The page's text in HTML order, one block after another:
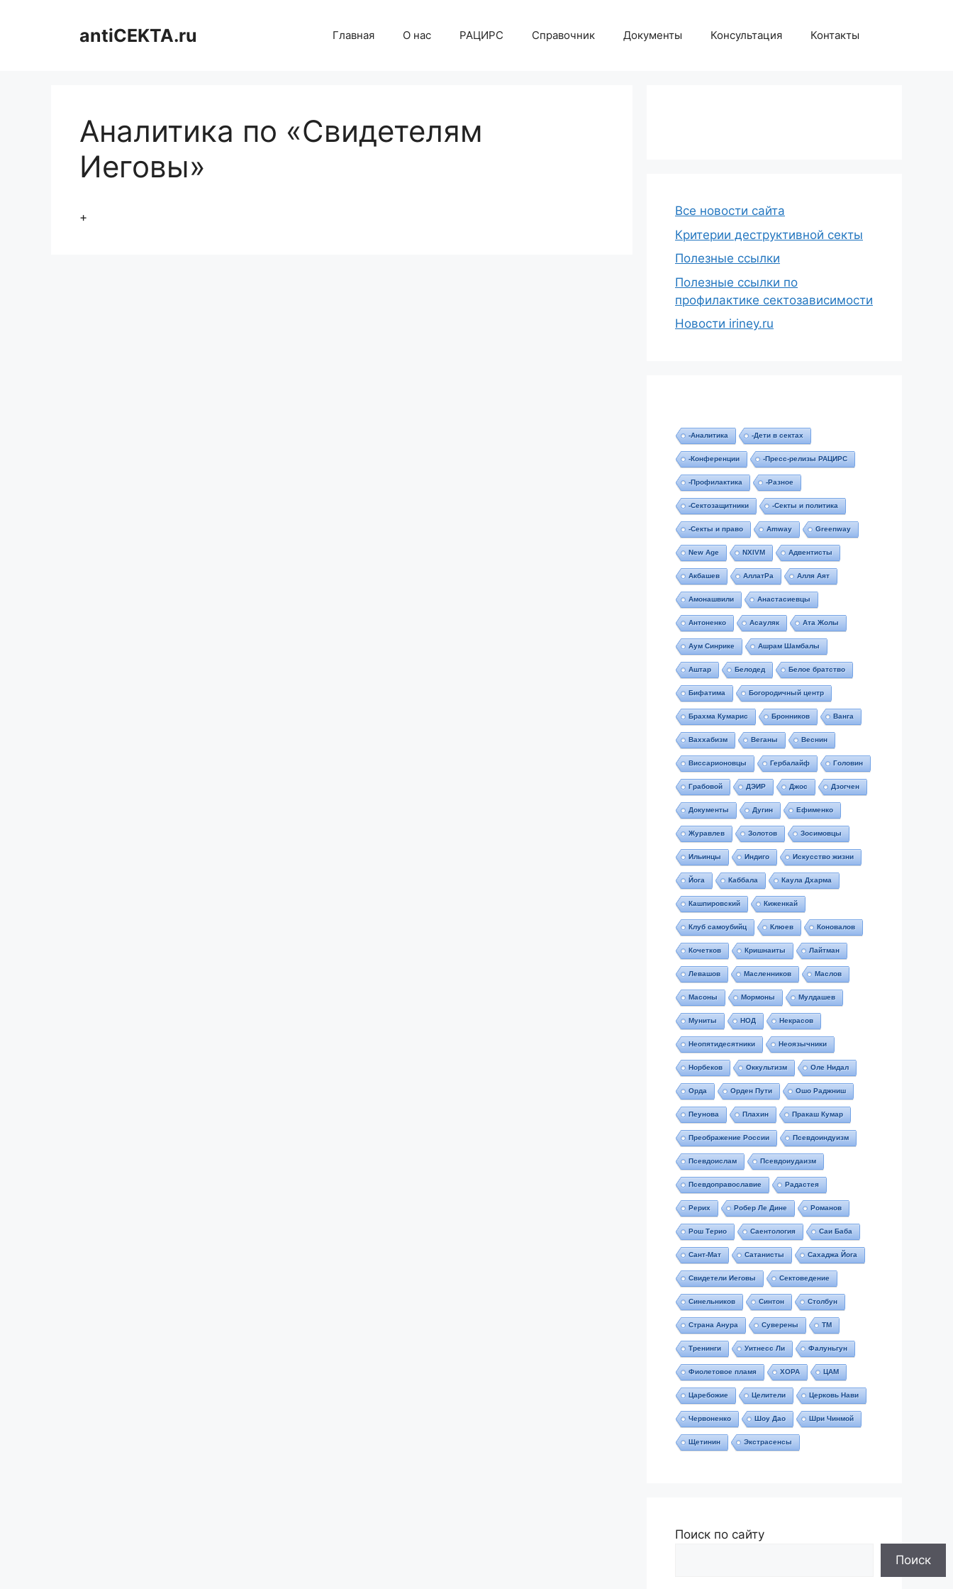
содержимомуantiCEKTA.ru Главная О нас РАЦИРС Справочник Документы Консультация Контакты
Аналитика по «Свидетелям
Иеговы»
+
Все новости сайта
Критерии деструктивной секты
Полезные ссылки
Полезные ссылки по
профилактике сектозависимости
Новости iriney.ru
-Аналитика -Дети в сектах
-Конференции -Пресс-релизы РАЦИРС
-Профилактика -Разное
-Сектозащитники -Секты и политика
-Секты и право Amway Greenway
New Age NXIVM Адвентисты
Акбашев АллатРа Алля Аят
Амонашвили Анастасиевцы
Антоненко Асауляк Ата Жолы
Аум Синрике Ашрам Шамбалы
Аштар Белодед Белое братство
Бифатима Богородичный центр
Брахма Кумарис Бронников Ванга
Ваххабизм Веганы Веснин
Виссарионовцы Гербалайф Головин
Грабовой ДЭИР Джос Дзогчен
Документы Дугин Ефименко
Журавлев Золотов Зосимовцы
Ильинцы Индиго Искусство жизни
Йога Каббала Каула Дхарма
Кашпировский Киженкай
Клуб самоубийц Клюев Коновалов
Кочетков Кришнаиты Лайтман
Левашов Масленников Маслов
Масоны Мормоны Мулдашев
Муниты НОД Некрасов
Неопятидесятники Неоязычники
Норбеков Оккультизм Оле Нидал
Орда Орден Пути Ошо Раджниш
Пеунова Плахин Пракаш Кумар
Преображение России Псевдоиндуизм
Псевдоислам Псевдоиудаизм
Псевдоправославие Радастея
Рерих Робер Ле Дине Романов
Рош Терио Саентология Саи Баба
Сант-Мат Сатанисты Сахаджа Йога
Свидетели Иеговы Сектоведение
Синельников Синтон Столбун
Страна Анура Суверены ТМ
Тренинги Уитнесс Ли Фалуньгун
Фиолетовое пламя ХОРА ЦАМ
Царебожие Целители Церковь Нави
Червоненко Шоу Дао Шри Чинмой
Щетинин Экстрасенсы
Поиск по сайту
Поиск